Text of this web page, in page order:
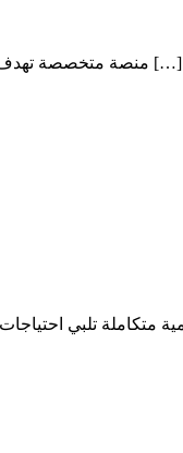
يقدم Iraq Business Gate عبر iraqbussinessgate.com منصة متخصصة تهدف إلى دعم قطاع الأعمال في العراق من خلال ربط الشركات والمستثمرين […]